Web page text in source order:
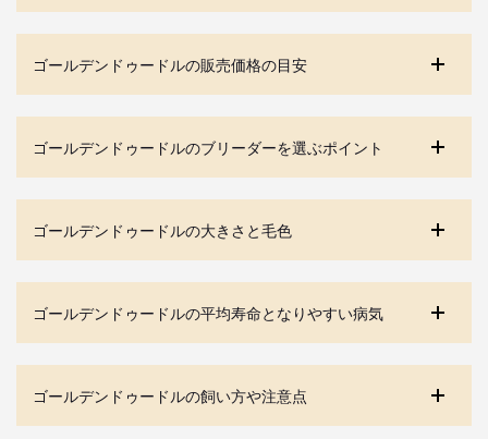
ゴールデンドゥードルの販売価格の目安
ゴールデンドゥードルのブリーダーを選ぶポイント
ゴールデンドゥードルの大きさと毛色
ゴールデンドゥードルの平均寿命となりやすい病気
ゴールデンドゥードルの飼い方や注意点